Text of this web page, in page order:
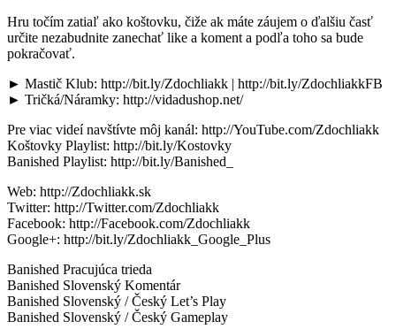
Hru točím zatiaľ ako koštovku, čiže ak máte záujem o ďalšiu časť
určite nezabudnite zanechať like a koment a podľa toho sa bude
pokračovať.
► Mastič Klub: http://bit.ly/Zdochliakk | http://bit.ly/ZdochliakkFB
► Tričká/Náramky: http://vidadushop.net/
Pre viac videí navštívte môj kanál: http://YouTube.com/Zdochliakk
Koštovky Playlist: http://bit.ly/Kostovky
Banished Playlist: http://bit.ly/Banished_
Web: http://Zdochliakk.sk
Twitter: http://Twitter.com/Zdochliakk
Facebook: http://Facebook.com/Zdochliakk
Google+: http://bit.ly/Zdochliakk_Google_Plus
Banished Pracujúca trieda
Banished Slovenský Komentár
Banished Slovenský / Český Let’s Play
Banished Slovenský / Český Gameplay